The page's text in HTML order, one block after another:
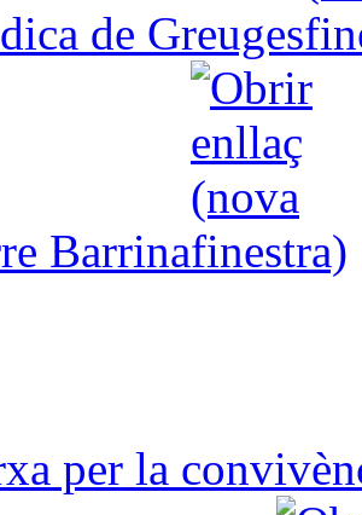
de Greuges
Barrina
per la